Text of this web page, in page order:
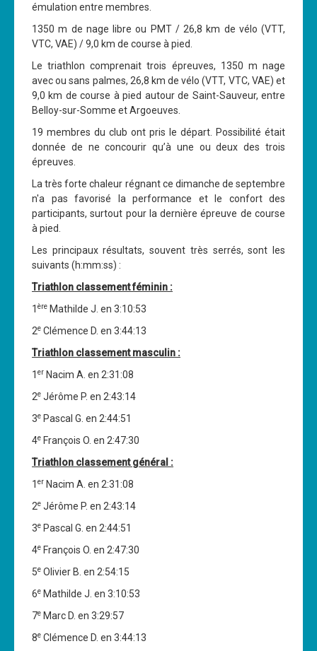
émulation entre membres.
1350 m de nage libre ou PMT / 26,8 km de vélo (VTT,
VTC, VAE) / 9,0 km de course à pied.
Le triathlon comprenait trois épreuves, 1350 m nage
avec ou sans palmes, 26,8 km de vélo (VTT, VTC, VAE) et
9,0 km de course à pied autour de Saint-Sauveur, entre
Belloy-sur-Somme et Argoeuves.
19 membres du club ont pris le départ. Possibilité était
donnée de ne concourir qu’à une ou deux des trois
épreuves.
La très forte chaleur régnant ce dimanche de septembre
n'a pas favorisé la performance et le confort des
participants, surtout pour la dernière épreuve de course
à pied.
Les principaux résultats, souvent très serrés, sont les
suivants (h:mm:ss) :
Triathlon classement féminin :
1 ère Mathilde J. en 3:10:53
2e Clémence D. en 3:44:13
Triathlon classement masculin :
1 er Nacim A. en 2:31:08
2e Jérôme P. en 2:43:14
3e Pascal G. en 2:44:51
4e François O. en 2:47:30
Triathlon classement général :
1 er Nacim A. en 2:31:08
2e Jérôme P. en 2:43:14
3e Pascal G. en 2:44:51
4e François O. en 2:47:30
5e Olivier B. en 2:54:15
6e Mathilde J. en 3:10:53
7e Marc D. en 3:29:57
8e Clémence D. en 3:44:13